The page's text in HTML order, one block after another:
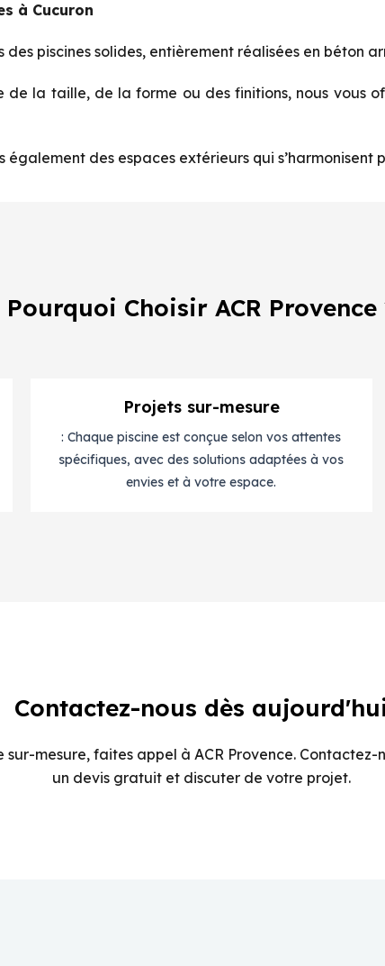
à Cucuron
des piscines solides, entièrement réalisées en béton
de la taille, de la forme ou des finitions, nous vous
également des espaces extérieurs qui s’harmonisent
Pourquoi Choisir ACR Provence
Projets sur-mesure
: Chaque piscine est conçue selon vos attentes
spécifiques, avec des solutions adaptées à vos
envies et à votre espace.
Contactez-nous dès
mesure, faites appel à ACR Provence. Contactez-
un devis gratuit et discuter de votre projet.